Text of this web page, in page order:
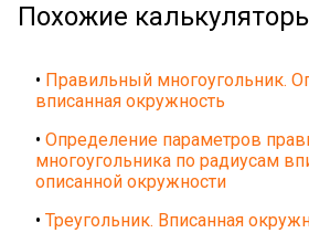
Похожие
• Правильный многоугольник.
вписанная окружность
• Определение параметров
многоугольника по радиусам
описанной окружности
• Треугольник. Вписанная